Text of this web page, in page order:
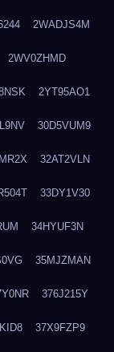
2WADJS4M
2WV0ZHMD
2YT95AO1
30D5VUM9
32AT2VLN
33DY1V30
34HYUF3N
35MJZMAN
376J215Y
37X9FZP9